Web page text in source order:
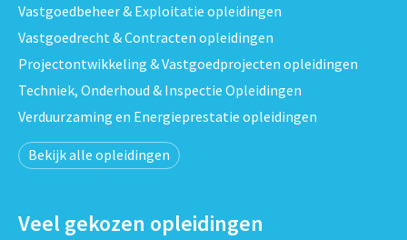
Vastgoedbeheer & Exploitatie opleidingen
Vastgoedrecht & Contracten opleidingen
Projectontwikkeling & Vastgoedprojecten opleidingen
Techniek, Onderhoud & Inspectie Opleidingen
Verduurzaming en Energieprestatie opleidingen
Bekijk alle opleidingen
Veel gekozen opleidingen